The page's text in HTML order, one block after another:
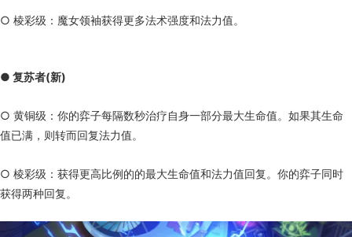
○ 棱彩级：魔女领袖获得更多法术强度和法力值。
● 复苏者(新)
○ 黄铜级：你的弈子每隔数秒治疗自身一部分最大生命值。如果其生命
值已满，则转而回复法力值。
○ 棱彩级：获得更高比例的的最大生命值和法力值回复。你的弈子同时
获得两种回复。